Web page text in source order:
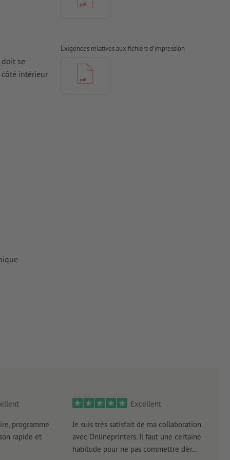
se
intérieur
long de la
Exigences relatives aux fichiers d'impression
programme
rapide et
Excellent
Je suis très satisfait de ma collaboration
avec Onlineprinters. Il faut une certaine
habitude pour ne pas commettre d'er...